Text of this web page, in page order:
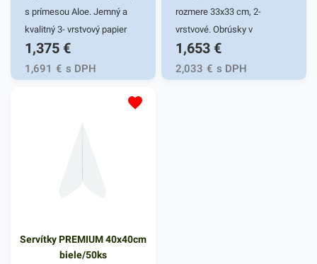
s prímesou Aloe. Jemný a
kvalitný 3- vrstvový papier
pre šetrný kontakt s
pokožkou. Balené po 10 ks.
1,375 €
1,691 € s DPH
rozmere 33x33 cm, 2-
vrstvové. Obrúsky v
žltozelenej farbe v balení
50ks. Používajú sa v
reštauráciách, v
1,653 €
2,033 € s DPH
Servítky PREMIUM 40x40cm
biele/50ks